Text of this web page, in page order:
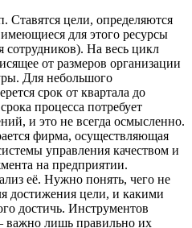
Ставятся цели, определяются
для этого ресурсы
сотрудников). На весь цикл
от размеров организации
Для небольшого
срок от квартала до
процесса потребует
и это не всегда осмысленно.
фирма, осуществляющая
управления качеством и
на предприятии.
её. Нужно понять, чего не
достижения цели, и какими
достичь. Инструментов
важно лишь правильно их